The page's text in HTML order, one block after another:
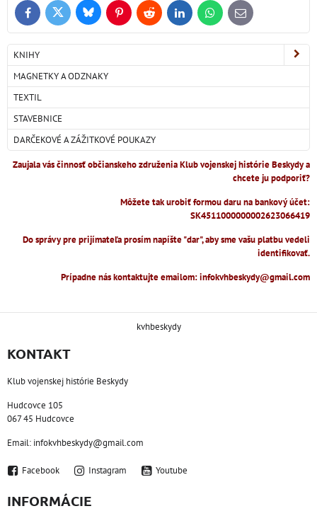
FacebookTwitter BlueskyPinterestReddit LinkedInWhatsApp
E-
mail
KNIHY
MAGNETKY A ODZNAKY
TEXTIL
STAVEBNICE
DARČEKOVÉ A ZÁŽITKOVÉ POUKAZY
Zaujala vás činnosť občianskeho združenia Klub vojenskej histórie Beskydy a
chcete ju podporiť?
Môžete tak urobiť formou daru na bankový účet:
SK4511000000002623066419
Do správy pre prijímateľa prosím napíšte "dar", aby sme vašu platbu vedeli
identifikovať.
Prípadne nás kontaktujte emailom: infokvhbeskydy@gmail.com
kvhbeskydy
KONTAKT
Klub vojenskej histórie Beskydy
Hudcovce 105
067 45 Hudcovce
Email: infokvhbeskydy@gmail.com
Facebook Instagram Youtube
INFORMÁCIE